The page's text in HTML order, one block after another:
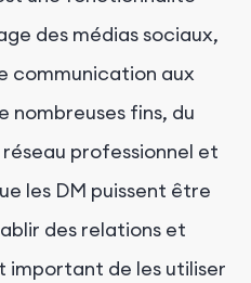
des médias sociaux,
communication aux
nombreuses fins, du
professionnel et
les DM puissent être
des relations et
important de les utiliser